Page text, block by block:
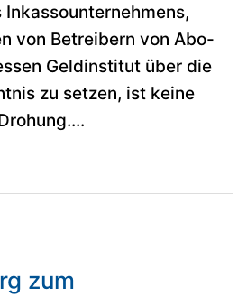
von Betreibern von Abo-
Geldinstitut über die
zu setzen, ist keine
zum